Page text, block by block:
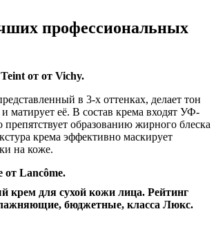
профессиональных
от от Vichy.
в 3-х оттенках, делает тон
матирует её. В состав крема входят УФ-
образованию жирного блеска
крема эффективно маскирует
на коже.
от Lancôme.